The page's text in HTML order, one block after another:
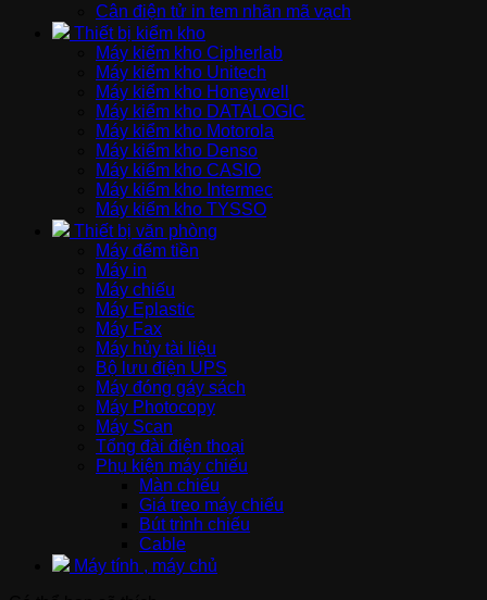
Cân điện tử in tem nhãn mã vạch
Thiết bị kiểm kho
Máy kiểm kho Cipherlab
Máy kiểm kho Unitech
Máy kiểm kho Honeywell
Máy kiểm kho DATALOGIC
Máy kiểm kho Motorola
Máy kiểm kho Denso
Máy kiểm kho CASIO
Máy kiểm kho Intermec
Máy kiểm kho TYSSO
Thiết bị văn phòng
Máy đếm tiền
Máy in
Máy chiếu
Máy Eplastic
Máy Fax
Máy hủy tài liệu
Bộ lưu điện UPS
Máy đóng gáy sách
Máy Photocopy
Máy Scan
Tổng đài điện thoại
Phụ kiện máy chiếu
Màn chiếu
Giá treo máy chiếu
Bút trình chiếu
Cable
Máy tính , máy chủ